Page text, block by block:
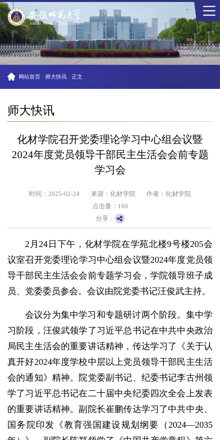
网站首页 · 师大快讯 · 正文
师大快讯
化材学院召开党委理论学习中心组会议暨
2024年度党员领导干部民主生活会会前专题
学习会
时间：2025-02-24 来源：化材学院
作者：化材学院
点击量： 160
分享：
2月24日下午，化材学院在学苑北楼9号楼205会
议室召开党委理论学习中心组会议暨2024年度党员领
导干部民主生活会会前专题学习会，学院领导班子成
员、党委委员参会。会议由院党委书记汪俊武主持。
会议分为集中学习和专题研讨两个阶段。集中学
习阶段，汪俊武领学了习近平总书记在中共中央政治
局民主生活会的重要讲话精神，传达学习了《关于认
真开好2024年度学校中层以上党员领导干部民主生活
会的通知》精神。院党委副书记、纪委书记李古州领
学了习近平总书记在二十届中央纪委四次全会上发表
的重要讲话精神。副院长崔鹏传达学习了中共中央、
国务院印发《教育强国建设规划纲要（2024—2035